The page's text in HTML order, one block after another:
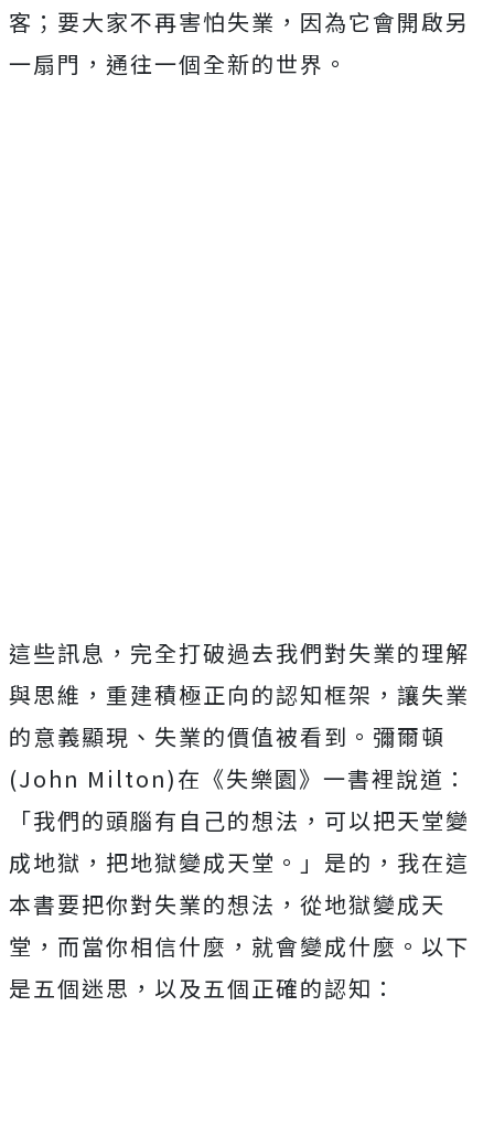
客；要大家不再害怕失業，因為它會開啟另
一扇門，通往一個全新的世界。
這些訊息，完全打破過去我們對失業的理解
與思維，重建積極正向的認知框架，讓失業
的意義顯現、失業的價值被看到。彌爾頓
(John Milton)在《失樂園》一書裡說道：
「我們的頭腦有自己的想法，可以把天堂變
成地獄，把地獄變成天堂。」是的，我在這
本書要把你對失業的想法，從地獄變成天
堂，而當你相信什麼，就會變成什麼。以下
是五個迷思，以及五個正確的認知：